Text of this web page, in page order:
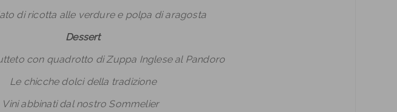
di ricotta alle verdure e polpa di aragosta
Dessert
con quadrotto di Zuppa Inglese al Pandoro
Le chicche dolci della tradizione
Vini abbinati dal nostro Sommelier